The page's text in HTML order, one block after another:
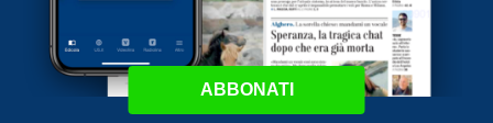
ABBONATI